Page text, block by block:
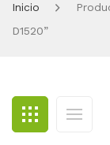
CONTACTO
Inicio
D1520”